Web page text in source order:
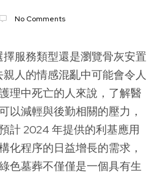
No Comments
服務類型還是瀏覽骨灰安置
人的情感混亂中可能會令人
理中死亡的人來說，了解醫
以減輕與後勤相關的壓力，
計 2024 年提供的利基應用
化程序的日益增長的需求，
色墓葬不僅僅是一個具有生